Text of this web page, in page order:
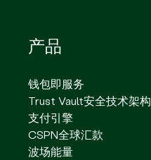
产品
钱包即服务
Trust Vault安全技术架构
支付引擎
CSPN全球汇款
波场能量